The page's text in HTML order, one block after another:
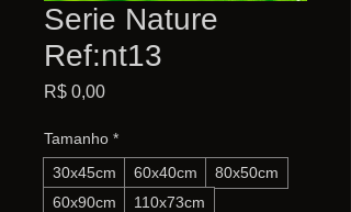
Serie Nature
Ref:nt13
R$ 0,00Preço
Tamanho *
30x45cm
60x40cm
80x50cm
60x90cm
110x73cm